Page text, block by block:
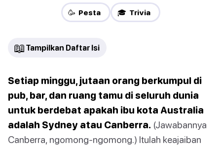
🥳 Pesta 🎓 Trivia
📖 Tampilkan Daftar Isi
Setiap minggu, jutaan orang berkumpul di
pub, bar, dan ruang tamu di seluruh dunia
untuk berdebat apakah ibu kota Australia
adalah Sydney atau Canberra. (Jawabannya
Canberra, ngomong-ngomong.) Itulah keajaiban